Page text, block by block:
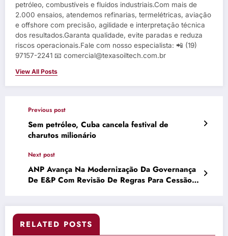
petróleo, combustíveis e fluidos industriais.Com mais de
2.000 ensaios, atendemos refinarias, termelétricas, aviação
e offshore com precisão, agilidade e interpretação técnica
dos resultados.Garanta qualidade, evite paradas e reduza
riscos operacionais.Fale com nosso especialista: 📲 (19)
97157-2241 📧 comercial@texasoiltech.com.br
View All Posts
Previous post
Sem petróleo, Cuba cancela festival de
charutos milionário
Next post
ANP Avança Na Modernização Da Governança
De E&P Com Revisão De Regras Para Cessão
RELATED POSTS